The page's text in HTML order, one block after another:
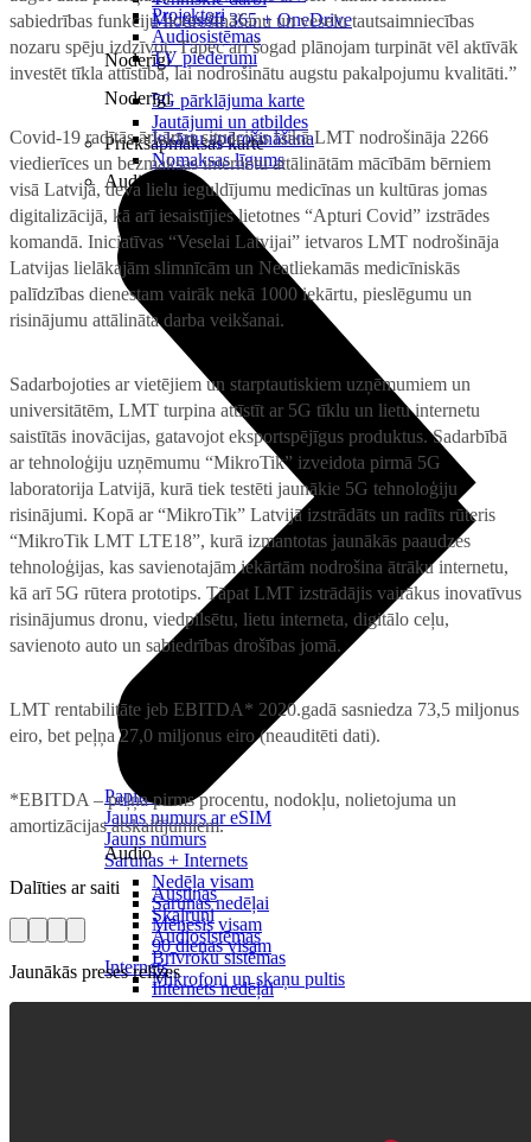
Microsoft 365 + OneDrive
Noderīgi
5G pārklājuma karte
Jautājumi un atbildes
Priekšapmaksas karte
Papildināt
Jauns numurs ar eSIM
Jauns numurs
Sarunas + Internets
Nedēļa visam
Sarunas nedēļai
Mēnesis visam
90 dienas visam
Internets
Internets nedēļai
Projektori
Audiosistēmas
TV piederumi
Noderīgi
Iekārtu apdrošināšana
Nomaksas līgums
Audio
Audio
Austiņas
Skaļruņi
Audiosistēmas
Brīvroku sistēmas
Mikrofoni un skaņu pultis
sabiedrības funkciju nodrošināšanu un veselu tautsaimniecības
nozaru spēju izdzīvot. Tāpēc arī šogad plānojam turpināt vēl aktīvāk
investēt tīkla attīstībā, lai nodrošinātu augstu pakalpojumu kvalitāti.”
Covid-19 radītās ārkārtas situācijas laikā LMT nodrošināja 2266
viedierīces un bezmaksas internetu attālinātām mācībām bērniem
visā Latvijā, deva lielu ieguldījumu medicīnas un kultūras jomas
digitalizācijā, kā arī iesaistījies lietotnes “Apturi Covid” izstrādes
komandā. Iniciatīvas “Veselai Latvijai” ietvaros LMT nodrošināja
Latvijas lielākajām slimnīcām un Neatliekamās medicīniskās
palīdzības dienestam vairāk nekā 1000 iekārtu, pieslēgumu un
risinājumu attālināta darba veikšanai.
Sadarbojoties ar vietējiem un starptautiskiem uzņēmumiem un
universitātēm, LMT turpina attīstīt ar 5G tīklu un lietu internetu
saistītās inovācijas, gatavojot eksportspējīgus produktus. Sadarbībā
ar tehnoloģiju uzņēmumu “MikroTik” izveidota pirmā 5G
laboratorija Latvijā, kurā tiek testēti jaunākie 5G tehnoloģiju
risinājumi. Kopā ar “MikroTik” Latvijā izstrādāts un radīts rūteris
“MikroTik LMT LTE18”, kurā izmantotas jaunākās paaudzes
tehnoloģijas, kas savienotajām iekārtām nodrošina ātrāku internetu,
kā arī 5G rūtera prototips. Tāpat LMT izstrādājis vairākus inovatīvus
risinājumus dronu, viedpilsētu, lietu interneta, digitālo ceļu,
savienoto auto un sabiedrības drošības jomā.
LMT rentabilitāte jeb EBITDA* 2020.gadā sasniedza 73,5 miljonus
eiro, bet peļņa 27,0 miljonus eiro (neauditēti dati).
*EBITDA – peļņa pirms procentu, nodokļu, nolietojuma un
amortizācijas atskaitījumiem.
Dalīties ar saiti
Jaunākās preses relīzes